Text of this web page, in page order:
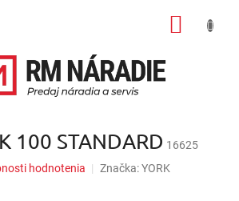
100 STANDARD 16625
hodnotenia Značka:YORK